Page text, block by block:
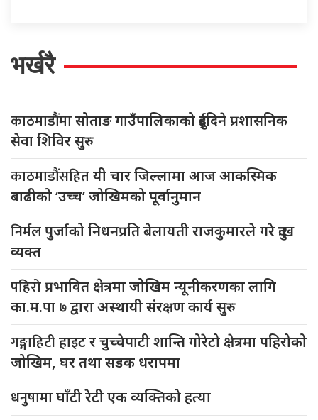
भर्खरै
काठमाडौंमासोताङ गाउँपालिकाको दुईदिने प्रशासनिक
सेवा शिविर सुरु
काठमाडौंसहितयी चार जिल्लामा आज आकस्मिक
बाढीको ‘उच्च’ जोखिमको पूर्वानुमान
निर्मलपुर्जाको निधनप्रति बेलायती राजकुमारले गरे दुःख
व्यक्त
पहिरोप्रभावित क्षेत्रमा जोखिम न्यूनीकरणका लागि
का.म.पा ७ द्वारा अस्थायी संरक्षण कार्य सुरु
गङ्गाहिटीहाइट र चुच्चेपाटी शान्ति गोरेटो क्षेत्रमा पहिरोको
जोखिम, घर तथा सडक धरापमा
धनुषामाघाँटी रेटी एक व्यक्तिको हत्या